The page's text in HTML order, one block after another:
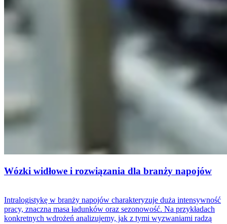
Wózki widłowe i rozwiązania dla branży napojów
Intralogistykę w branży napojów charakteryzuje duża intensywność
pracy, znaczna masa ładunków oraz sezonowość. Na przykładach
konkretnych wdrożeń analizujemy, jak z tymi wyzwaniami radzą